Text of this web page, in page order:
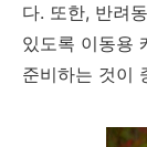
다. 또한, 반려
있도록 이동용
준비하는 것이